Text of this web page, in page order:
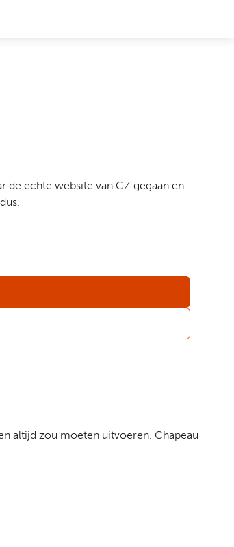
de echte website van CZ gegaan en
altijd zou moeten uitvoeren. Chapeau